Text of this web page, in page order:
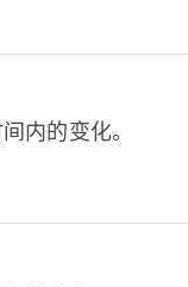
内的变化。